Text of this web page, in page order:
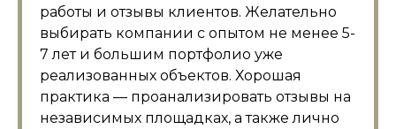
работы и отзывы клиентов. Желательно
выбирать компании с опытом не менее 5-
7 лет и большим портфолио уже
реализованных объектов. Хорошая
практика — проанализировать отзывы на
независимых площадках, а также лично